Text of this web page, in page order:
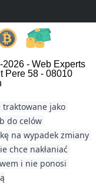
- Web Experts
Pere 58 - 08010
traktowane jako
do celów
na wypadek zmiany
chce nakłaniać
i nie ponosi